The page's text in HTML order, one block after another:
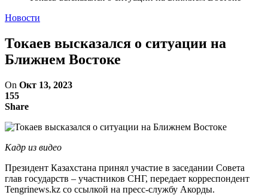
Новости
Токаев высказался о ситуации на
Ближнем Востоке
On Окт 13, 2023
155
Share
Кадр из видео
Президент Казахстана принял участие в заседании Совета
глав государств – участников СНГ, передает корреспондент
Tengrinews.kz со ссылкой на пресс-службу Акорды.